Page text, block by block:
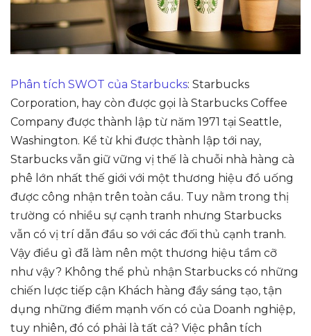
Phân tích SWOT của Starbucks: Starbucks
Corporation, hay còn được gọi là Starbucks Coffee
Company được thành lập từ năm 1971 tại Seattle,
Washington. Kể từ khi được thành lập tới nay,
Starbucks vẫn giữ vững vị thế là chuỗi nhà hàng cà
phê lớn nhất thế giới với một thương hiệu đồ uống
được công nhận trên toàn cầu. Tuy nằm trong thị
trường có nhiều sự cạnh tranh nhưng Starbucks
vẫn có vị trí dẫn đầu so với các đối thủ cạnh tranh.
Vậy điều gì đã làm nên một thương hiệu tầm cỡ
như vậy? Không thể phủ nhận Starbucks có những
chiến lược tiếp cận Khách hàng đầy sáng tạo, tận
dụng những điểm mạnh vốn có của Doanh nghiệp,
tuy nhiên, đó có phải là tất cả? Việc phân tích